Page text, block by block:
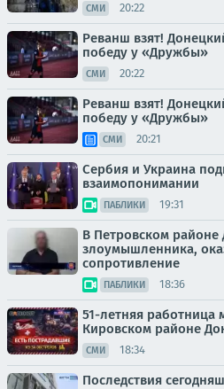
СМИ 20:22
Реванш взят!
победу у «Дружбы»
СМИ 20:22
Реванш взят!
победу у «Дружбы»
СМИ 20:21
Сербия и Украина
взаимопонимании
ПАБЛИКИ 19:31
В Петровском районе
злоумышленника,
сопротивление
ПАБЛИКИ 18:36
51-летняя работница
Кировском районе
СМИ 18:34
Последствия